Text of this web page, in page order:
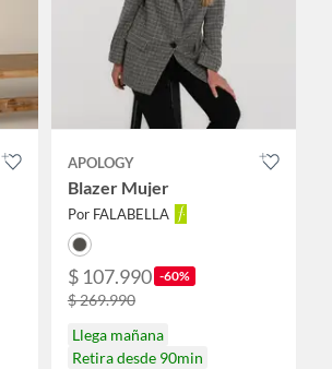
APOLOGY
Blazer Mujer
Por FALABELLA
$ 107.990 -60%
$ 269.990
Llega mañana
Retira desde 90min